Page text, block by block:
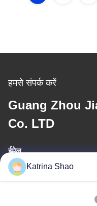
हमसे संपर्क करें
Guang Zhou
Co. LTD
ईमेल
Katrina Shao